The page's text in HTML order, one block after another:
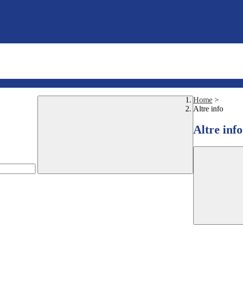
Home >
Altre info
Altre info